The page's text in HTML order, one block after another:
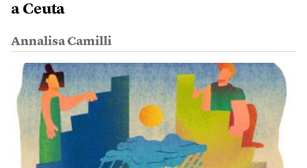
a Ceuta
Annalisa Camilli